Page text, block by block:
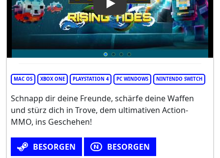
Play Video: Trove
MAC OS XBOX ONE PLAYSTATION 4 PC WINDOWS NINTENDO SWITCH
Schnapp dir deine Freunde, schärfe deine Waffen
und stürz dich in Trove, dem ultimativen Action-
MMO, ins Geschehen!
BESORGEN
BESORGEN